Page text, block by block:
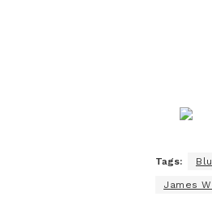
Tags:
James